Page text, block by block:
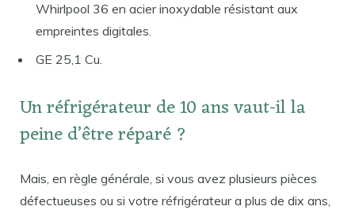
Whirlpool 36 en acier inoxydable résistant aux
empreintes digitales.
GE 25,1 Cu.
Un réfrigérateur de 10 ans vaut-il la
peine d’être réparé ?
Mais, en règle générale, si vous avez plusieurs pièces
défectueuses ou si votre réfrigérateur a plus de dix ans,